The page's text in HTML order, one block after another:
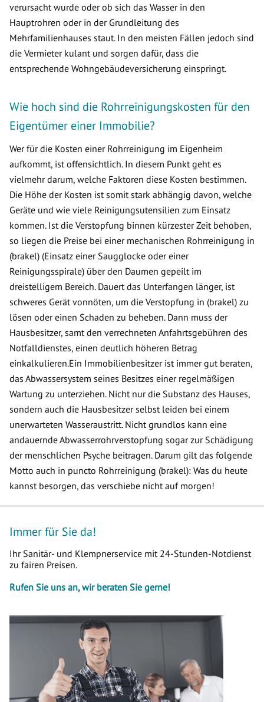
verursacht wurde oder ob sich das Wasser in den
Hauptrohren oder in der Grundleitung des
Mehrfamilienhauses staut. In den meisten Fällen jedoch sind
die Vermieter kulant und sorgen dafür, dass die
entsprechende Wohngebäudeversicherung einspringt.
Wie hoch sind die Rohrreinigungskosten für den
Eigentümer einer Immobilie?
Wer für die Kosten einer Rohrreinigung im Eigenheim
aufkommt, ist offensichtlich. In diesem Punkt geht es
vielmehr darum, welche Faktoren diese Kosten bestimmen.
Die Höhe der Kosten ist somit stark abhängig davon, welche
Geräte und wie viele Reinigungsutensilien zum Einsatz
kommen. Ist die Verstopfung binnen kürzester Zeit behoben,
so liegen die Preise bei einer mechanischen Rohrreinigung in
(brakel) (Einsatz einer Saugglocke oder einer
Reinigungsspirale) über den Daumen gepeilt im
dreistelligem Bereich. Dauert das Unterfangen länger, ist
schweres Gerät vonnöten, um die Verstopfung in (brakel) zu
lösen oder einen Schaden zu beheben. Dann muss der
Hausbesitzer, samt den verrechneten Anfahrtsgebühren des
Notfalldienstes, einen deutlich höheren Betrag
einkalkulieren.Ein Immobilienbesitzer ist immer gut beraten,
das Abwassersystem seines Besitzes einer regelmäßigen
Wartung zu unterziehen. Nicht nur die Substanz des Hauses,
sondern auch die Hausbesitzer selbst leiden bei einem
unerwarteten Wasseraustritt. Nicht grundlos kann eine
andauernde Abwasserrohrverstopfung sogar zur Schädigung
der menschlichen Psyche beitragen. Darum gilt das folgende
Motto auch in puncto Rohrreinigung (brakel): Was du heute
kannst besorgen, das verschiebe nicht auf morgen!
Immer für Sie da!
Ihr Sanitär- und Klempnerservice mit 24-Stunden-Notdienst
zu fairen Preisen.
Rufen Sie uns an, wir beraten Sie gerne!